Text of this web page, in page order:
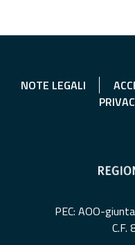
NOTE LEGALI
PEC: AOO-
C.F.